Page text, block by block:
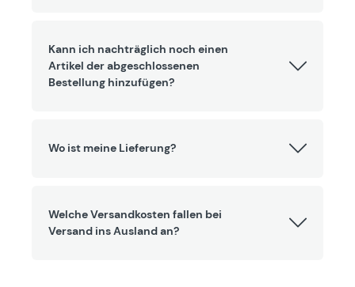
Kann ich nachträglich noch einen
Artikel der abgeschlossenen
Bestellung hinzufügen?
Wo ist meine Lieferung?
Welche Versandkosten fallen bei
Versand ins Ausland an?